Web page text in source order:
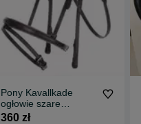
Pony Kavallkade
ogłowie szare
podszycie super
360 zł